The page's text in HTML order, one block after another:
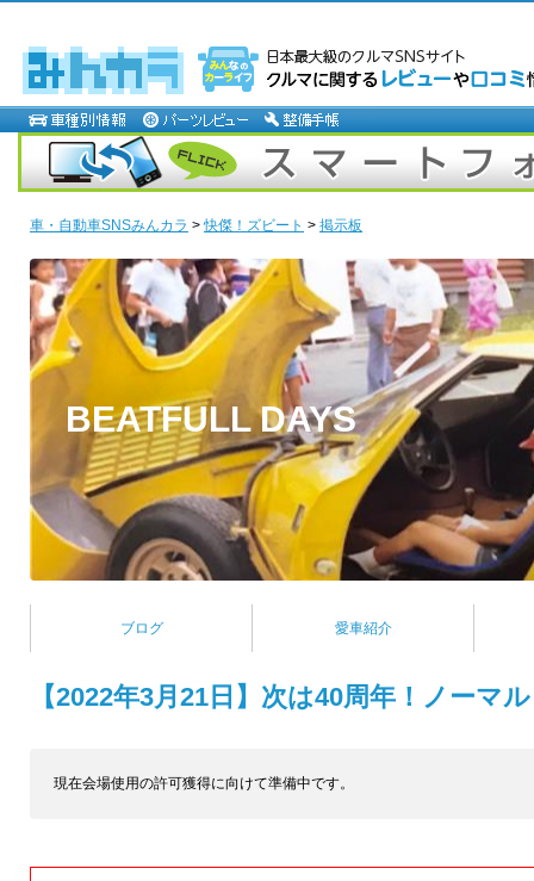
車・自動車SNSみんカラ >快傑！ズビート > 掲示板
BEATFULL DAYS
ブログ 愛車紹介
【2022年3月21日】次は40周年！ノーマ
現在会場使用の許可獲得に向けて準備中です。